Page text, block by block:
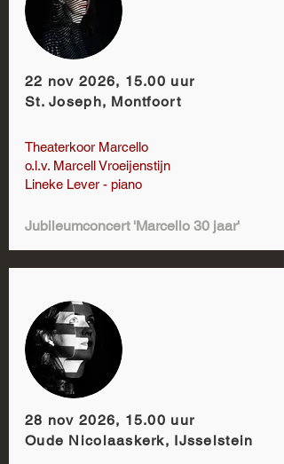
22 nov 2026, 15.00 uur
St. Joseph, Montfoort
Theaterkoor Marcello
o.l.v. Marcell Vroeijenstijn
Lineke Lever - piano
Jubileumconcert 'Marcello 30 jaar'
28 nov 2026, 15.00 uur
Oude Nicolaaskerk, IJsselstein